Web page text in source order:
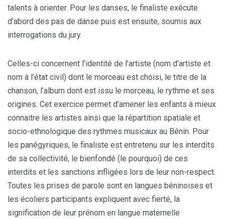
talents à orienter. Pour les danses, le finaliste exécute
d’abord des pas de danse puis est ensuite, soumis aux
interrogations du jury.
Celles-ci concernent l’identité de l’artiste (nom d’artiste et
nom à l’état civil) dont le morceau est choisi, le titre de la
chanson, l’album dont est issu le morceau, le rythme et ses
origines. Cet exercice permet d’amener les enfants à mieux
connaitre les artistes ainsi que la répartition spatiale et
socio-ethnologique des rythmes musicaux au Bénin. Pour
les panégyriques, le finaliste est entretenu sur les interdits
de sa collectivité, le bienfondé (le pourquoi) de ces
interdits et les sanctions infligées lors de leur non-respect.
Toutes les prises de parole sont en langues béninoises et
les écoliers participants expliquent avec fierté, la
signification de leur prénom en langue maternelle